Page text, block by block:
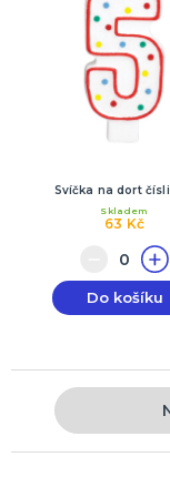
Svíčka na dort
63 Kč
Skladem
Do košíku